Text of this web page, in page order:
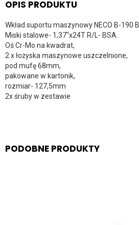
OPIS PRODUKTU
Wkład suportu maszynowy NECO B-190
Miski stalowe- 1,37″x24T R/L- BSA.
Oś Cr-Mo na kwadrat,
2 x łożyska maszynowe uszczelnione,
pod mufę 68mm,
pakowane w kartonik,
rozmiar- 127,5mm
2x śruby w zestawie
PODOBNE PRODUKTY